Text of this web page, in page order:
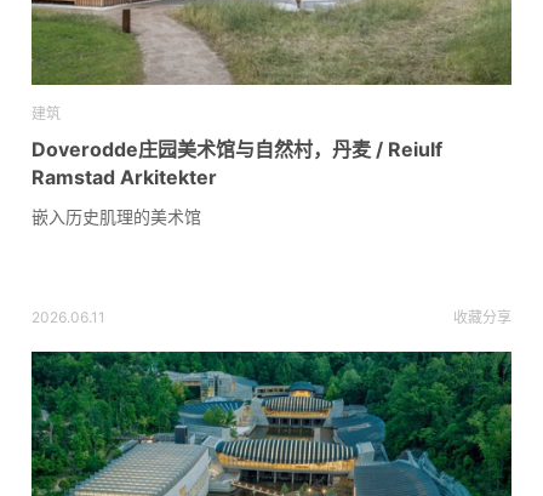
建筑
Doverodde庄园美术馆与自然村，丹麦 / Reiulf
Ramstad Arkitekter
嵌入历史肌理的美术馆
2026.06.11 收藏分享